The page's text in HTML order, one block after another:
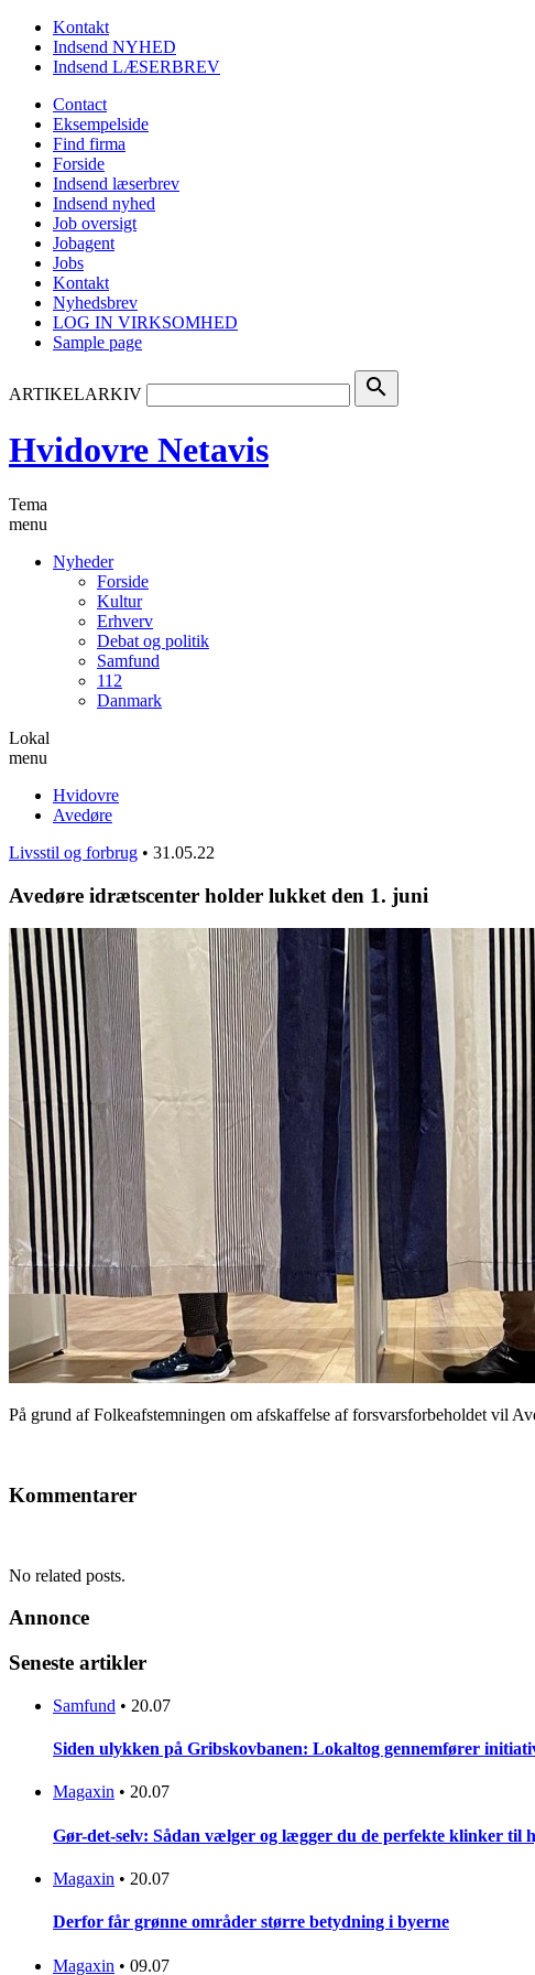
Kontakt
Indsend NYHED
Indsend LÆSERBREV
Contact
Eksempelside
Find firma
Forside
Indsend læserbrev
Indsend nyhed
Job oversigt
Jobagent
Jobs
Kontakt
Nyhedsbrev
LOG IN VIRKSOMHED
Sample page
ARTIKELARKIV search
Hvidovre Netavis
Tema
menu
Nyheder
Forside
Kultur
Erhverv
Debat og politik
Samfund
112
Danmark
Lokal
menu
Hvidovre
Avedøre
Livsstil og forbrug • 31.05.22
Avedøre idrætscenter holder lukket den 1. juni
På grund af Folkeafstemningen om afskaffelse af forsvarsforbeholdet vil
Kommentarer
No related posts.
Annonce
Seneste artikler
Samfund • 20.07
Siden ulykken på Gribskovbanen: Lokaltog gennemfører
Magaxin • 20.07
Gør-det-selv: Sådan vælger og lægger du de perfekte klinker til
Magaxin • 20.07
Derfor får grønne områder større betydning i byerne
Magaxin • 09.07